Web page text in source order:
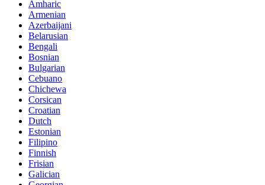
Amharic
Armenian
Azerbaijani
Belarusian
Bengali
Bosnian
Bulgarian
Cebuano
Chichewa
Corsican
Croatian
Dutch
Estonian
Filipino
Finnish
Frisian
Galician